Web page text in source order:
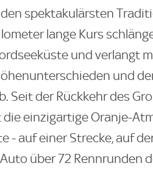
spektakulärsten
lange Kurs
und verlangt
und
Seit der Rückkehr des
einzigartige Oranje-
- auf einer Strecke, auf
über 72 Rennrunden